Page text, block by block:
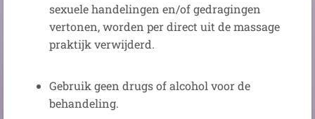
sexuele handelingen en/of gedragingen
vertonen, worden per direct uit de massage
praktijk verwijderd.
Gebruik geen drugs of alcohol voor de
behandeling.